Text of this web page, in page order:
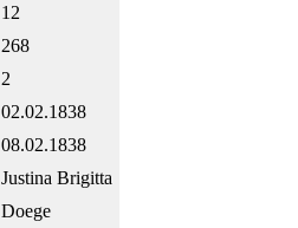
12
268
2
02.02.1838
08.02.1838
Justina Brigitta
Doege